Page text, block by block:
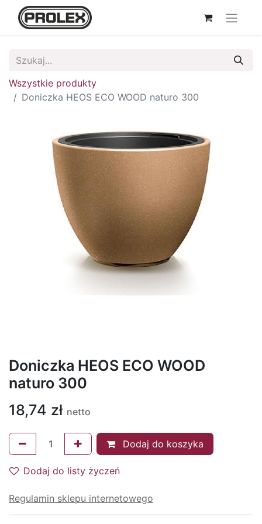
Wszystkie produkty
Doniczka HEOS ECO WOOD naturo 300
Doniczka HEOS ECO WOOD
naturo 300
18,74 zł netto
Dodaj do koszyka
Dodaj do listy życzeń
Regulamin sklepu internetowego